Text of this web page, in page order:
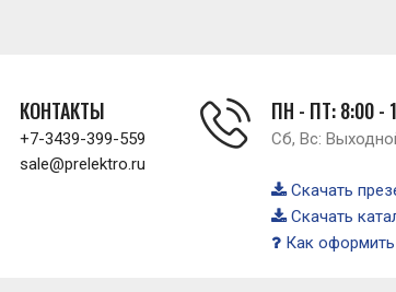
КОНТАКТЫ
+7-3439-399-559
sale@prelektro.ru
ПН - ПТ: 8:00 -
Сб, Вс:
Скачать
Скачать
Как оформить